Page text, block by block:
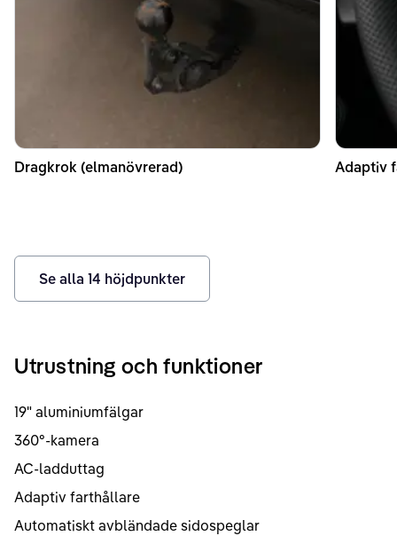
Dragkrok (elmanövrerad) Adaptiv
Se alla 14 höjdpunkter
Utrustning och funktioner
19" aluminiumfälgar
360°-kamera
AC-ladduttag
Adaptiv farthållare
Automatiskt avbländade sidospeglar